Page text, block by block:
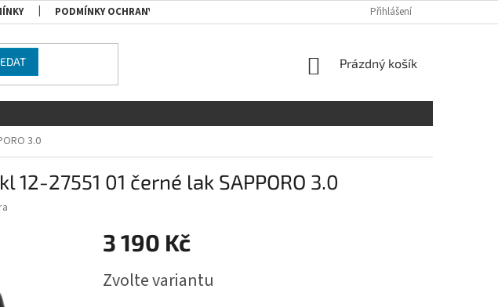
PODMÍNKY OCHRANY OSOBNÍCH ÚDAJŮ RADY A DOPORUČENÍ TABULKA
Přihlášení
NÁKUPNÍ
Prázdný košík
3.0
12-27551 01 černé lak SAPPORO 3.0
3 190 Kč
cena:
Zvolte variantu